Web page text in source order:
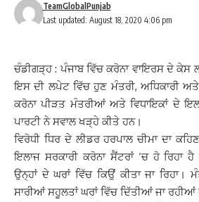
Last updated: August 18, 2020 4:06 pm
TeamGlobalPunjab
ਚੰਡੀਗੜ੍ਹ : ਪੰਜਾਬ ਵਿੱਚ ਕਰੋਨਾ ਵਾਇਰਸ ਦੇ ਕੇਸ
ਇਸ ਦੀ ਲਪੇਟ ਵਿੱਚ ਹੁਣ ਮੰਤਰੀ, ਅਧਿਕਾਰੀ
ਕਰੋਨਾ ਪੀੜਤ ਮੰਤਰੀਆਂ ਅਤੇ ਵਿਧਾਇਕਾਂ ਦੇ
ਪਾਰਟੀ ਨੇ ਸਵਾਲ ਖੜ੍ਹੇ ਕੀਤੇ ਹਨ।
ਵਿਰੋਧੀ ਧਿਰ ਦੇ ਲੀਡਰ ਹਰਪਾਲ ਚੀਮਾ ਦਾ
ਇਲਾਜ ਸਰਕਾਰੀ ਕਰੋਨਾ ਸੈਂਟਰਾਂ ‘ਚ ਹੋ ਰਿਹਾ
ਉਨ੍ਹਾਂ ਦੇ ਘਰਾਂ ਵਿੱਚ ਕਿਉਂ ਕੀਤਾ ਜਾ ਰਿਹਾ।
ਸਾਰੀਆਂ ਸਹੂਲਤਾਂ ਘਰਾਂ ਵਿੱਚ ਦਿੱਤੀਆਂ ਜਾ ਰਹੀਆਂ